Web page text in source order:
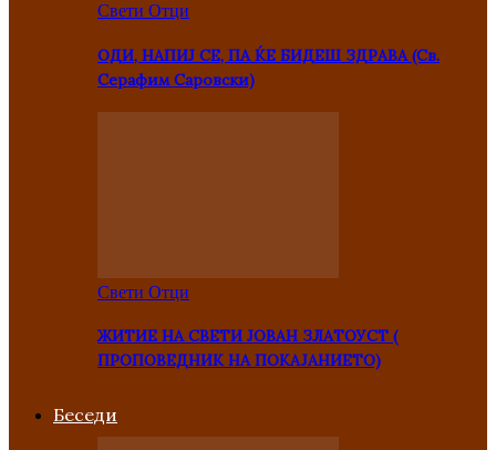
Свети Отци
ОДИ, НАПИЈ СЕ, ПА ЌЕ БИДЕШ ЗДРАВА (Св.
Серафим Саровски)
Свети Отци
ЖИТИЕ НА СВЕТИ ЈОВАН ЗЛАТОУСТ (
ПРОПОВЕДНИК НА ПОКАЈАНИЕТО)
Беседи